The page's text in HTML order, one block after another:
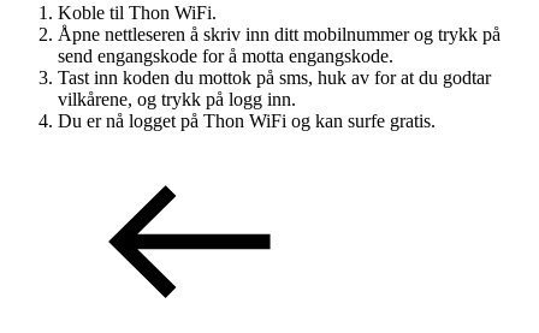
Åpningstider
Praktisk informasjon
Gavekort
Koble til Thon WiFi.
Åpne nettleseren å skriv inn ditt mobilnummer og trykk på
send engangskode for å motta engangskode.
Tast inn koden du mottok på sms, huk av for at du godtar
vilkårene, og trykk på logg inn.
Du er nå logget på Thon WiFi og kan surfe gratis.